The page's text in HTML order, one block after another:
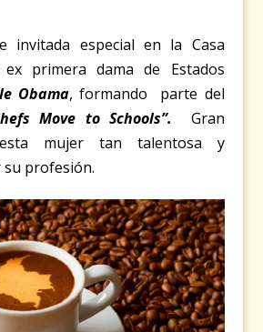
invitada especial en la Casa
primera dama de Estados
Obama, formando parte del
Move to Schools”. Gran
mujer tan talentosa y
profesión.